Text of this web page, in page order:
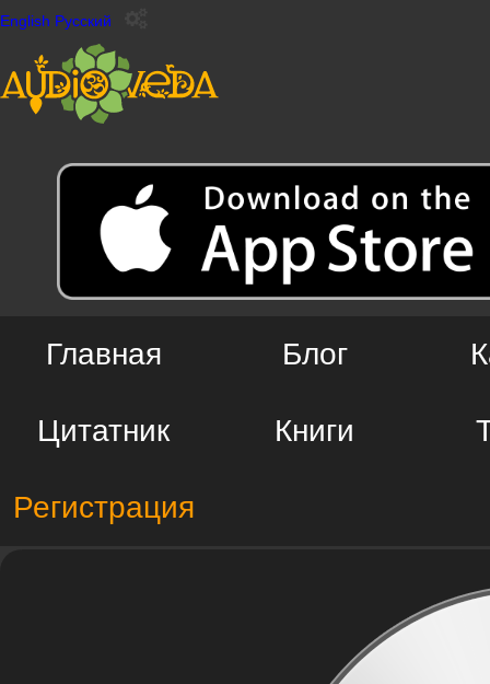
English Русский
Главная Блог
Цитатник Книги
Регистрация